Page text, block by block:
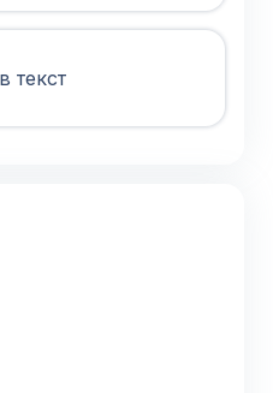
текст